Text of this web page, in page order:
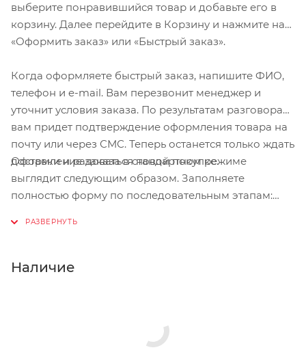
выберите понравившийся товар и добавьте его в
корзину. Далее перейдите в Корзину и нажмите на
«Оформить заказ» или «Быстрый заказ».
Когда оформляете быстрый заказ, напишите ФИО,
телефон и e-mail. Вам перезвонит менеджер и
уточнит условия заказа. По результатам разговора
вам придет подтверждение оформления товара на
почту или через СМС. Теперь останется только ждать
доставки и радоваться новой покупке.
Оформление заказа в стандартном режиме
выглядит следующим образом. Заполняете
полностью форму по последовательным этапам:
Нажмите кнопку «Оформить заказ».
Наличие